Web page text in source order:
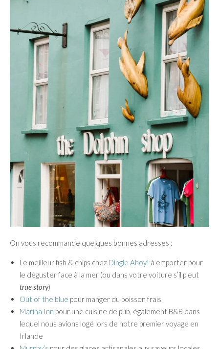
On vous recommande quelques bonnes adresses :
Le meilleur fish & chips chez Dingle Ahoy! à emporter pour
le déguster face à la mer (ou dans votre voiture s’il pleut
true story)
Out of the blue pour manger du poisson frais
Marina Inn pour une cuisine de pub, également B&B dans
lequel nous avions logé lors de notre premier voyage en
Irlande